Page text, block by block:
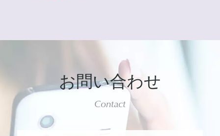
お問い合わせ
Contact